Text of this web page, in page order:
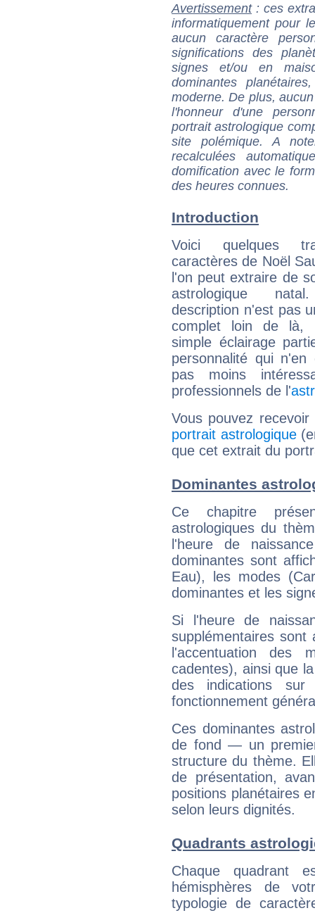
Avertissement: ces
informatiquement pour
aucun caractère
significations des
signes et/ou en
dominantes
moderne. De plus,
l'honneur d'une
portrait astrologique
site polémique. A
recalculées
domification avec le
des heures connues.
Introduction
Voici quelques
caractères de Noël
l'on peut extraire de
astrologique
description n'est pas
complet loin de là,
simple éclairage
personnalité qui n'en
pas moins
professionnels de l'
Vous pouvez
portrait astrologique
que cet extrait du
Dominantes
Ce chapitre
astrologiques du
l'heure de
dominantes sont
Eau), les modes
dominantes et les
Si l'heure de
supplémentaires sont
l'accentuation des
cadentes), ainsi que
des indications sur
fonctionnement
Ces dominantes
de fond — un
structure du thème.
de présentation,
positions planétaires
selon leurs dignités.
Quadrants
Chaque quadrant
hémisphères de
typologie de